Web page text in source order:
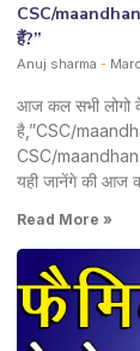
CSC/
हैं?”
Anuj sharma
आज कल सभी लोगो
है,”CSC/
CSC/
यही जानेंगे की आज
Read More »